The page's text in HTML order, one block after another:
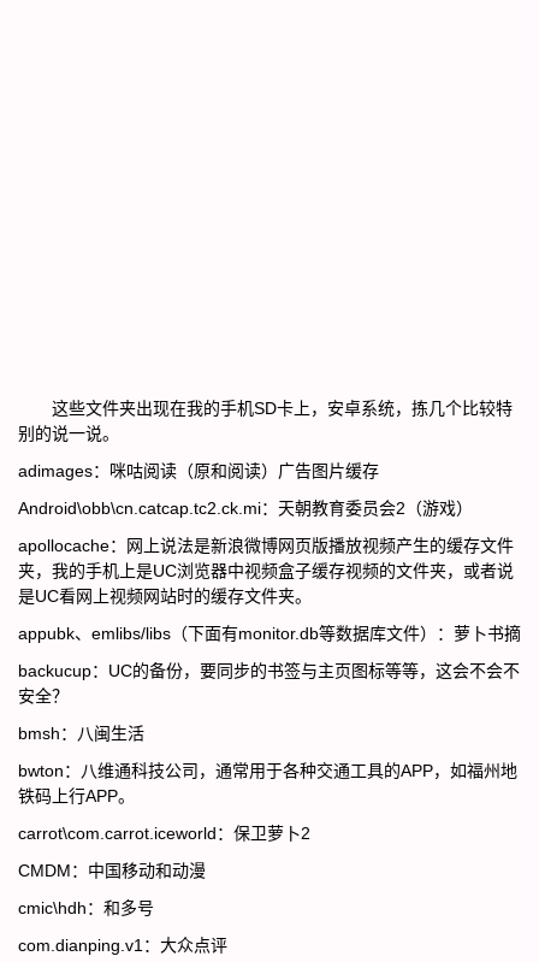
这些文件夹出现在我的手机SD卡上，安卓系统，拣几个比较特
别的说一说。
adimages：咪咕阅读（原和阅读）广告图片缓存
Android\obb\cn.catcap.tc2.ck.mi：天朝教育委员会2（游戏）
apollocache：网上说法是新浪微博网页版播放视频产生的缓存文件
夹，我的手机上是UC浏览器中视频盒子缓存视频的文件夹，或者说
是UC看网上视频网站时的缓存文件夹。
appubk、emlibs/libs（下面有monitor.db等数据库文件）：萝卜书摘
backucup：UC的备份，要同步的书签与主页图标等等，这会不会不
安全？
bmsh：八闽生活
bwton：八维通科技公司，通常用于各种交通工具的APP，如福州地
铁码上行APP。
carrot\com.carrot.iceworld：保卫萝卜2
CMDM：中国移动和动漫
cmic\hdh：和多号
com.dianping.v1：大众点评